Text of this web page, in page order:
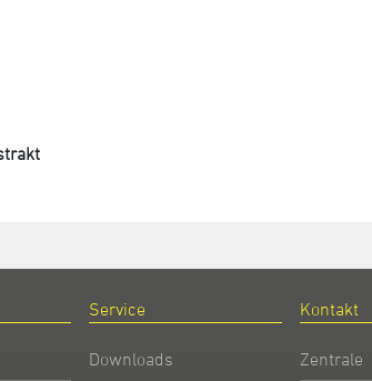
Service
Downloads
Kontakt
Zentrale